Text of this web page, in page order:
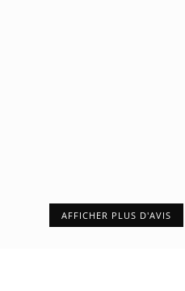
AFFICHER PLUS D'AVIS